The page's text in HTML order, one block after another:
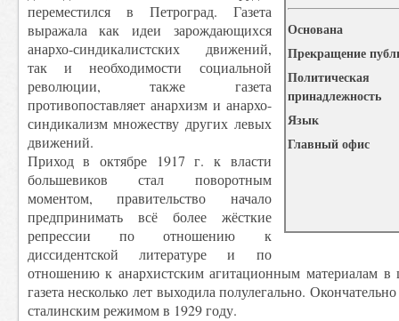
Основана
Прекращение
Политическая
принадлежность
Язык
Главный офис
переместился в Петроград. Газета
выражала как идеи зарождающихся
анархо-синдикалистских движений,
так и необходимости социальной
революции, также газета
противопоставляет анархизм и анархо-
синдикализм множеству других левых
движений.
Приход в октябре 1917 г. к власти
большевиков стал поворотным
моментом, правительство начало
предпринимать всё более жёсткие
репрессии по отношению к
диссидентской литературе и по
отношению к анархистским агитационным материалам в
газета несколько лет выходила полулегально.
сталинским режимом в 1929 году.